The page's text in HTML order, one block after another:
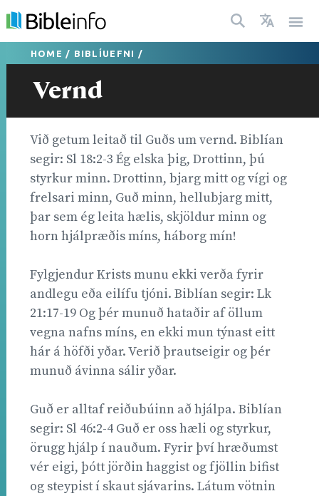
HOME / BIBLÍUEFNI /
Vernd
Við getum leitað til Guðs um vernd. Biblían
segir: Sl 18:2-3 Ég elska þig, Drottinn, þú
styrkur minn. Drottinn, bjarg mitt og vígi og
frelsari minn, Guð minn, hellubjarg mitt,
þar sem ég leita hælis, skjöldur minn og
horn hjálpræðis míns, háborg mín!
Fylgjendur Krists munu ekki verða fyrir
andlegu eða eilífu tjóni. Biblían segir: Lk
21:17-19 Og þér munuð hataðir af öllum
vegna nafns míns, en ekki mun týnast eitt
hár á höfði yðar. Verið þrautseigir og þér
munuð ávinna sálir yðar.
Guð er alltaf reiðubúinn að hjálpa. Biblían
segir: Sl 46:2-4 Guð er oss hæli og styrkur,
örugg hjálp í nauðum. Fyrir því hræðumst
vér eigi, þótt jörðin haggist og fjöllin bifist
og steypist í skaut sjávarins. Látum vötnin